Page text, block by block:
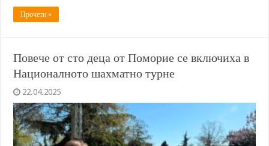
Прочети »
Повече от сто деца от Поморие се включиха в
Националното шахматно турне
22.04.2025